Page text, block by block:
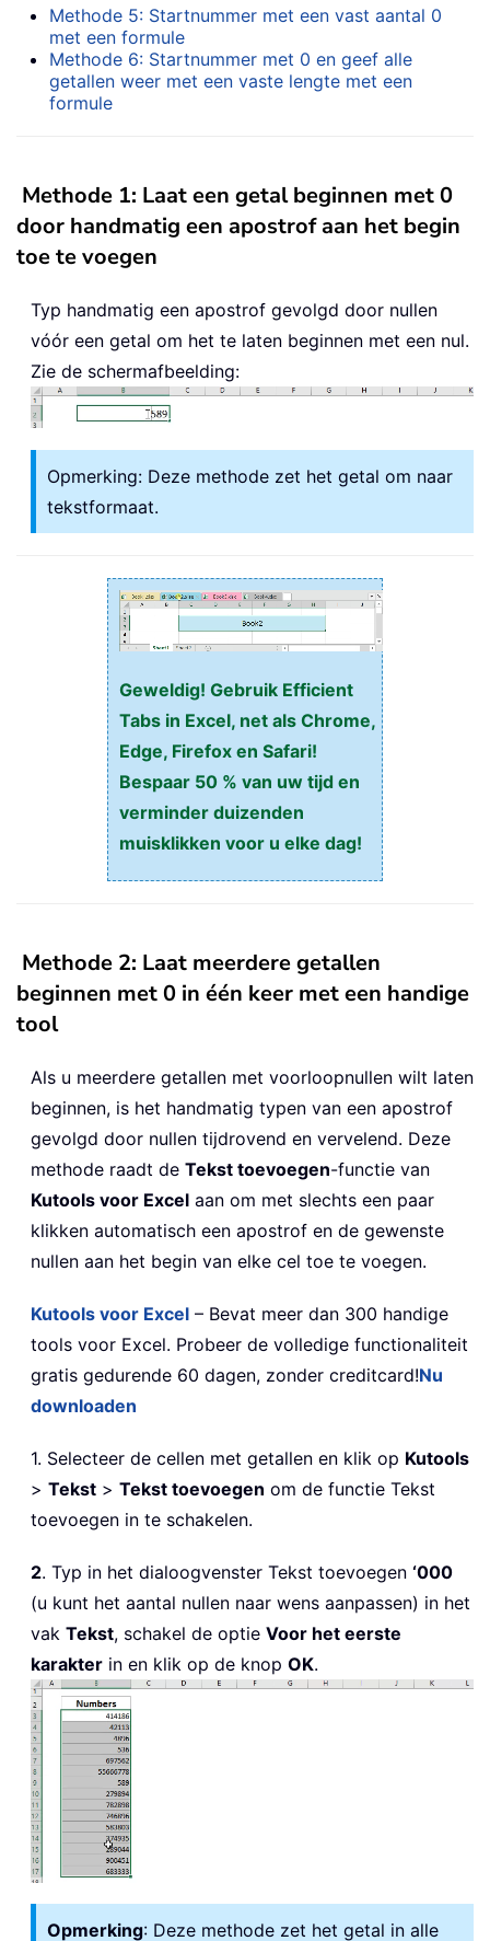
Methode 5: Startnummer met een vast aantal 0
met een formule
Methode 6: Startnummer met 0 en geef alle
getallen weer met een vaste lengte met een
formule
Methode 1: Laat een getal beginnen met 0
door handmatig een apostrof aan het begin
toe te voegen
Typ handmatig een apostrof gevolgd door nullen
vóór een getal om het te laten beginnen met een nul.
Zie de schermafbeelding:
Opmerking: Deze methode zet het getal om naar
tekstformaat.
Geweldig! Gebruik Efficient
Tabs in Excel, net als Chrome,
Edge, Firefox en Safari!
Bespaar 50 % van uw tijd en
verminder duizenden
muisklikken voor u elke dag!
Methode 2: Laat meerdere getallen
beginnen met 0 in één keer met een handige
tool
Als u meerdere getallen met voorloopnullen wilt laten
beginnen, is het handmatig typen van een apostrof
gevolgd door nullen tijdrovend en vervelend. Deze
methode raadt de Tekst toevoegen-functie van
Kutools voor Excel aan om met slechts een paar
klikken automatisch een apostrof en de gewenste
nullen aan het begin van elke cel toe te voegen.
Kutools voor Excel – Bevat meer dan 300 handige
tools voor Excel. Probeer de volledige functionaliteit
gratis gedurende 60 dagen, zonder creditcard!Nu
downloaden
1. Selecteer de cellen met getallen en klik op Kutools
> Tekst > Tekst toevoegen om de functie Tekst
toevoegen in te schakelen.
2. Typ in het dialoogvenster Tekst toevoegen ‘000
(u kunt het aantal nullen naar wens aanpassen) in het
vak Tekst, schakel de optie Voor het eerste
karakter in en klik op de knop OK.
Opmerking: Deze methode zet het getal in alle